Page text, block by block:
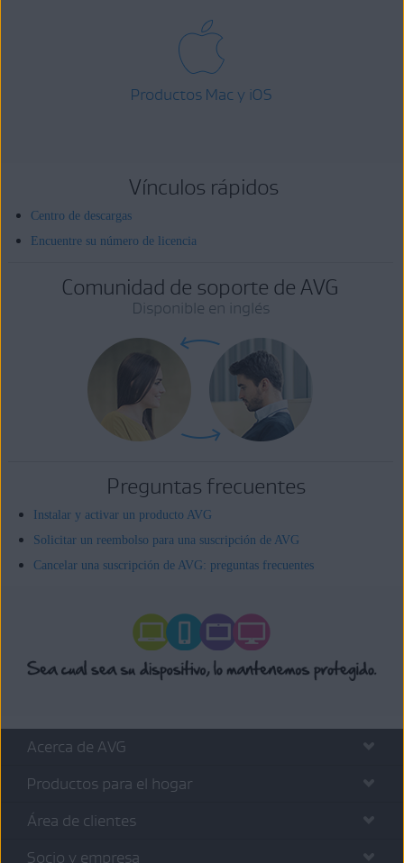
Productos Mac y iOS
Vínculos rápidos
Centro de descargas
Encuentre su número de licencia
Comunidad de soporte de AVG
Disponible en inglés
Preguntas frecuentes
Instalar y activar un producto AVG
Solicitar un reembolso para una suscripción de AVG
Cancelar una suscripción de AVG: preguntas frecuentes
Acerca de AVG
Productos para el hogar
Área de clientes
Socio y empresa